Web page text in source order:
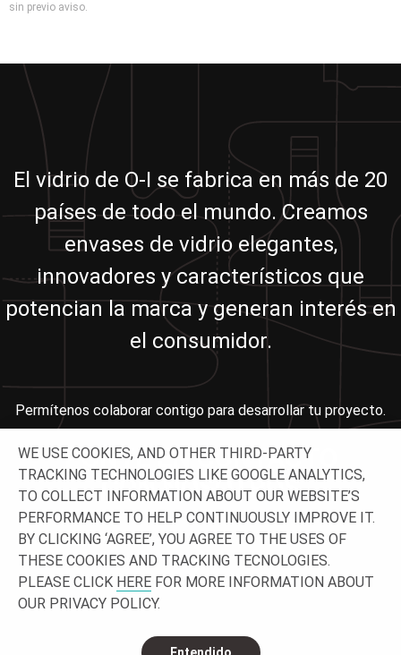
sin previo aviso.
El vidrio de O-I se fabrica en más de 20
países de todo el mundo. Creamos
envases de vidrio elegantes,
innovadores y característicos que
potencian la marca y generan interés en
el consumidor.
Permítenos colaborar contigo para desarrollar tu proyecto.
PONTE EN CONTACTO
CON NOSOTROS
WE USE COOKIES, AND OTHER THIRD-PARTY
TRACKING TECHNOLOGIES LIKE GOOGLE ANALYTICS,
TO COLLECT INFORMATION ABOUT OUR WEBSITE’S
PERFORMANCE TO HELP CONTINUOUSLY IMPROVE IT.
BY CLICKING ‘AGREE’, YOU AGREE TO THE USES OF
THESE COOKIES AND TRACKING TECNOLOGIES.
PLEASE CLICK HERE FOR MORE INFORMATION ABOUT
OUR PRIVACY POLICY.